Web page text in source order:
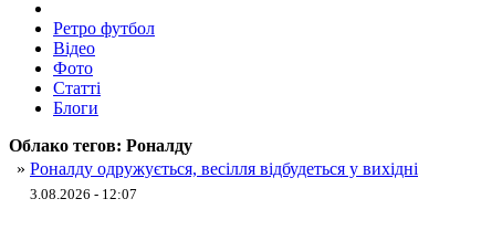
Ретро футбол
Відео
Фото
Статті
Блоги
Облако тегов: Роналду
» Роналду одружується, весілля відбудеться у вихідні
3.08.2026 - 12:07